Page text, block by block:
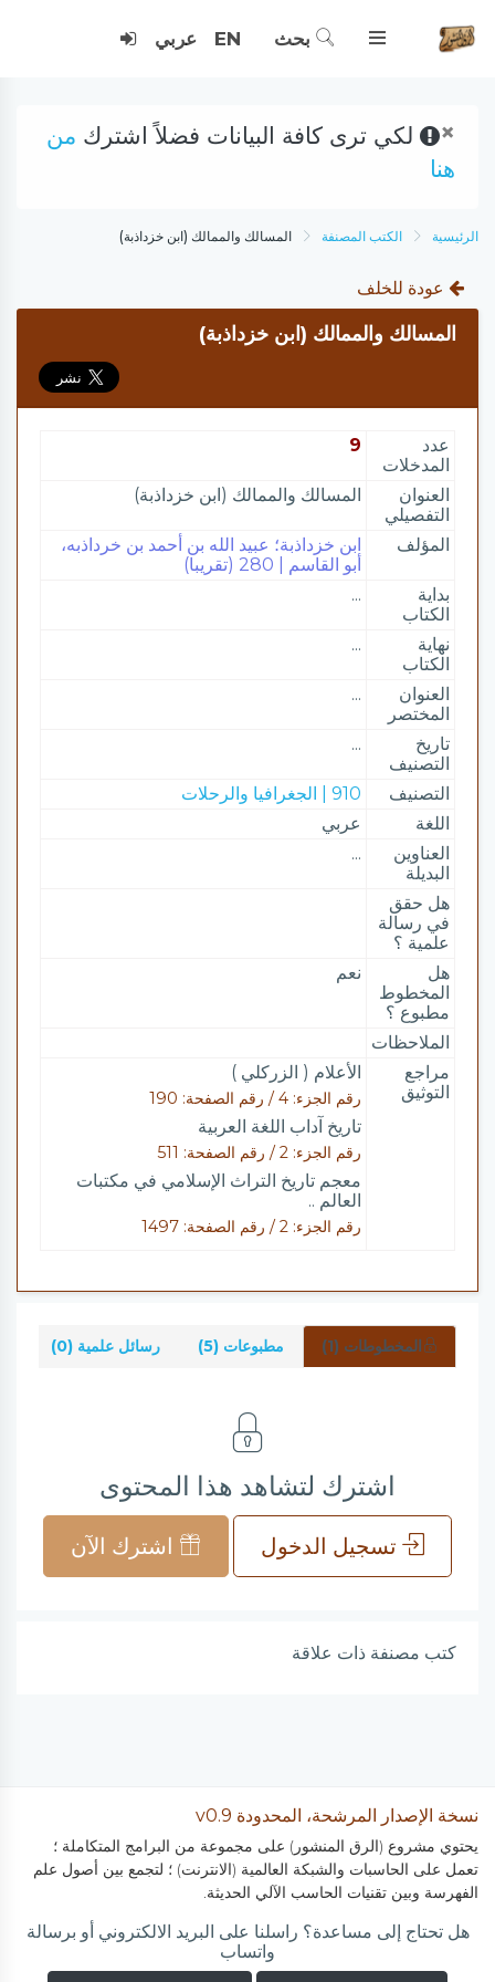
بحث EN عربي
× لكي ترى كافة البيانات فضلاً اشترك من
هنا
الرئيسية الكتب المصنفة المسالك والممالك (ابن خزداذبة)
عودة للخلف
المسالك والممالك (ابن خزداذبة)
عدد
المدخلات
9
العنوان
التفصيلي
المسالك والممالك (ابن خزداذبة)
المؤلف
ابن خزداذبة؛ عبيد الله بن أحمد بن خرداذبه،
أبو القاسم | 280 (تقريبا)
بداية
الكتاب
...
نهاية
الكتاب
...
العنوان
المختصر
...
تاريخ
التصنيف
...
التصنيف
910 | الجغرافيا والرحلات
اللغة
عربي
العناوين
البديلة
...
هل حقق
في رسالة
علمية ؟
هل
المخطوط
مطبوع ؟
نعم
الملاحظات
مراجع
التوثيق
الأعلام ( الزركلي )
رقم الجزء: 4 / رقم الصفحة: 190
تاريخ آداب اللغة العربية
رقم الجزء: 2 / رقم الصفحة: 511
معجم تاريخ التراث الإسلامي في مكتبات
العالم ..
رقم الجزء: 2 / رقم الصفحة: 1497
المخطوطات (1) مطبوعات (5) رسائل علمية (0)
اشترك لتشاهد هذا المحتوى
تسجيل الدخول اشترك الآن
كتب مصنفة ذات علاقة
نسخة الإصدار المرشحة، المحدودة v0.9
يحتوي مشروع (الرق المنشور) على مجموعة من البرامج المتكاملة ؛
تعمل على الحاسبات والشبكة العالمية (الانترنت) ؛ لتجمع بين أصول علم
الفهرسة وبين تقنيات الحاسب الآلي الحديثة.
هل تحتاج إلى مساعدة؟ راسلنا على البريد الالكتروني أو برسالة
واتساب